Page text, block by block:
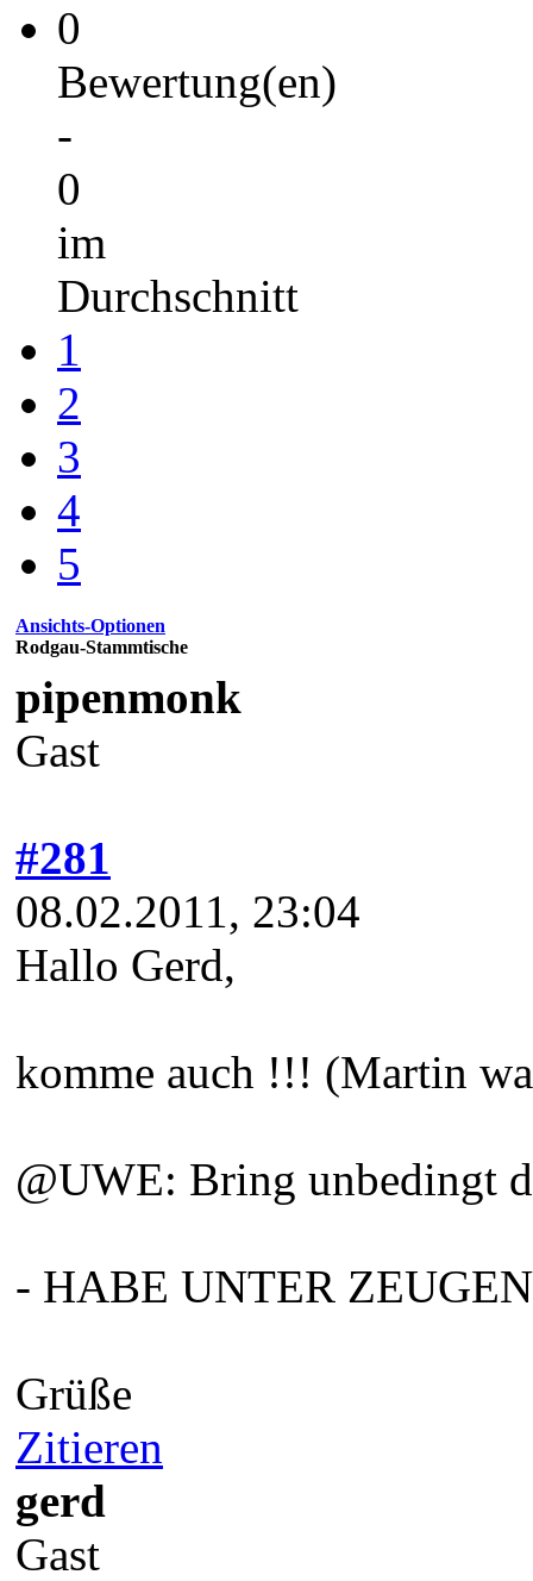
0
Bewertung(en)
-
0
im
Durchschnitt
1
2
3
4
5
Ansichts-Optionen
Rodgau-Stammtische
pipenmonk
Gast
#281
08.02.2011, 23:04
Hallo Gerd,
komme auch !!! (Martin
@UWE: Bring unbedingt
- HABE UNTER
Grüße
Zitieren
gerd
Gast